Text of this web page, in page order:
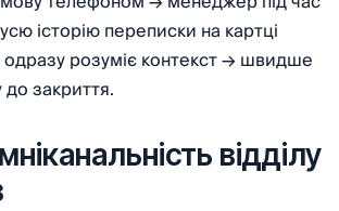
історію переписки на картці
розуміє контекст → швидше
закриття.
відділу